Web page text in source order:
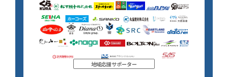
地域応援サポーター